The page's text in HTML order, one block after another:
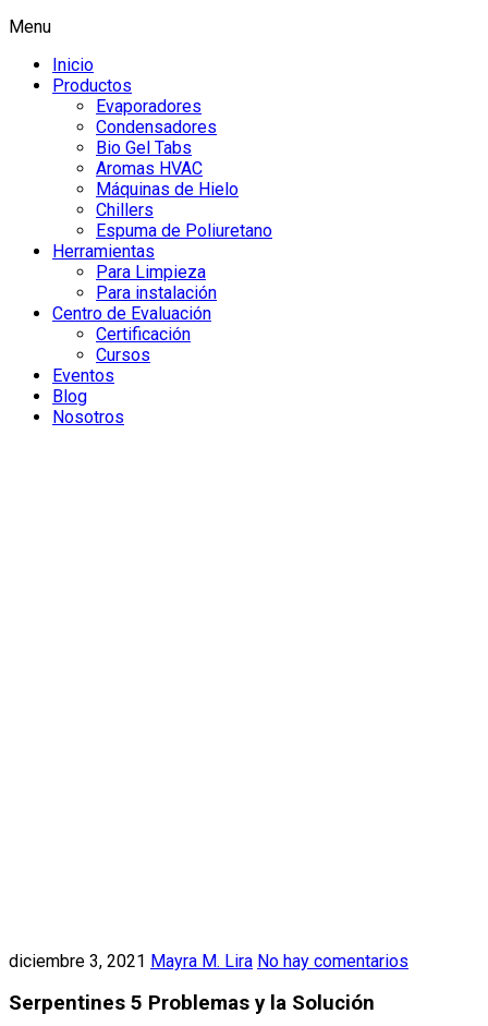
Menu
Inicio
Productos
Evaporadores
Condensadores
Bio Gel Tabs
Aromas HVAC
Máquinas de Hielo
Chillers
Espuma de Poliuretano
Herramientas
Para Limpieza
Para instalación
Centro de Evaluación
Certificación
Cursos
Eventos
Blog
Nosotros
diciembre 3, 2021 Mayra M. Lira No hay comentarios
Serpentines 5 Problemas y la Solución